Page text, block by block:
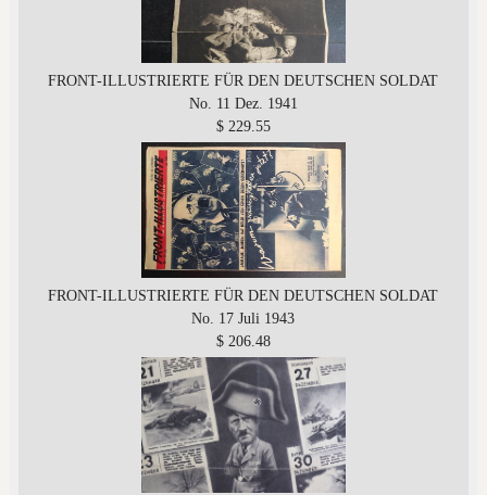
FRONT-ILLUSTRIERTE FÜR DEN DEUTSCHEN SOLDAT
No. 11 Dez. 1941
$ 229.55
FRONT-ILLUSTRIERTE FÜR DEN DEUTSCHEN SOLDAT
No. 17 Juli 1943
$ 206.48